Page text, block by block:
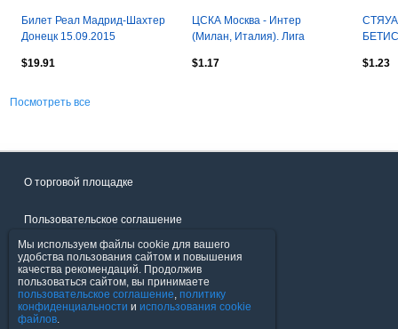
Билет Реал Мадрид-Шахтер
Донецк 15.09.2015
$19.91
ЦСКА Москва - Интер
(Милан, Италия). Лига
$1.17
СТЯУА
БЕТИС
$1.23
Посмотреть все
О торговой площадке
Пользовательское соглашение
Политика конфиденциальности
Продавцы
Мы используем файлы cookie для вашего
удобства пользования сайтом и повышения
качества рекомендаций. Продолжив
пользоваться сайтом, вы принимаете
пользовательское соглашение, политику
конфиденциальности и использования cookie
файлов.